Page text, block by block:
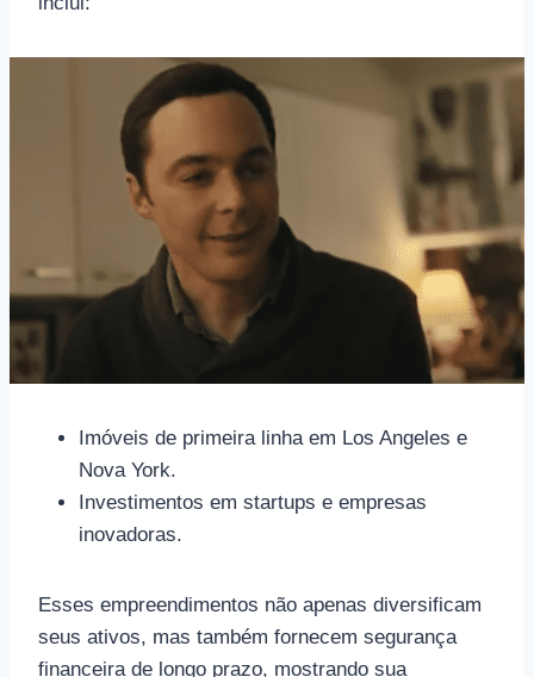
Imóveis de primeira linha em Los Angeles e
Nova York.
Investimentos em startups e empresas
inovadoras.
Esses empreendimentos não apenas diversificam
seus ativos, mas também fornecem segurança
financeira de longo prazo, mostrando sua